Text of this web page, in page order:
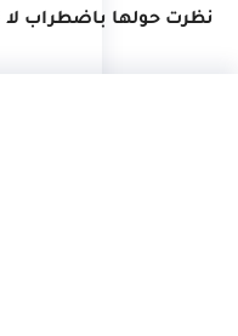
نظرت حولها باضطراب
بحثت بعينها عن روهان